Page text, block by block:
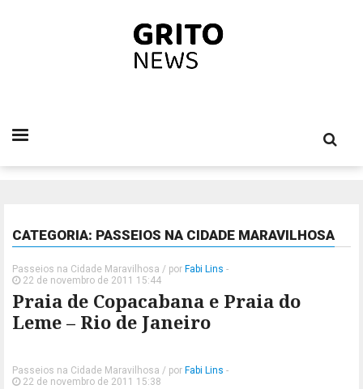
CATEGORIA: PASSEIOS NA CIDADE MARAVILHOSA
Passeios na Cidade Maravilhosa / por Fabi Lins -
22 de novembro de 2011 15:44
Praia de Copacabana e Praia do
Leme – Rio de Janeiro
Passeios na Cidade Maravilhosa / por Fabi Lins -
22 de novembro de 2011 15:38